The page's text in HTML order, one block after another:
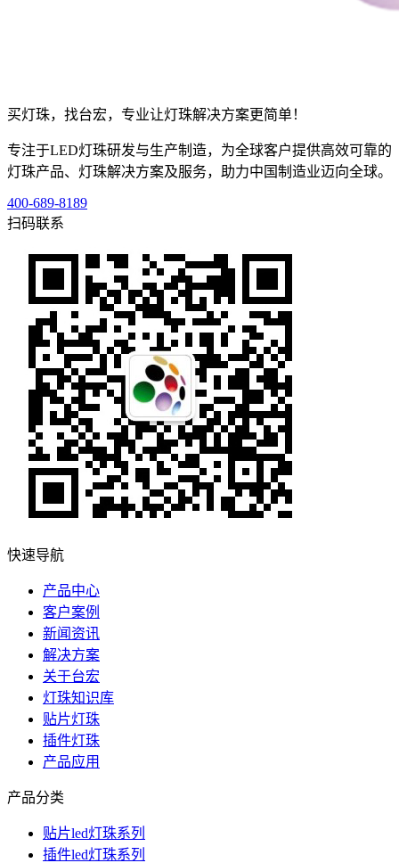
买灯珠，找台宏，专业让灯珠解决方案更简单！
专注于LED灯珠研发与生产制造，为全球客户提供高效可靠的
灯珠产品、灯珠解决方案及服务，助力中国制造业迈向全球。
400-689-8189
扫码联系
快速导航
产品中心
客户案例
新闻资讯
解决方案
关于台宏
灯珠知识库
贴片灯珠
插件灯珠
产品应用
产品分类
贴片led灯珠系列
插件led灯珠系列